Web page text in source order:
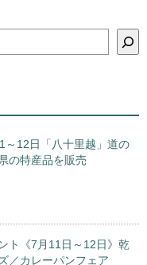
～12日「八十里越」道の
の特産品を販売
ト《7月11日～12日》乾
／カレーパンフェア